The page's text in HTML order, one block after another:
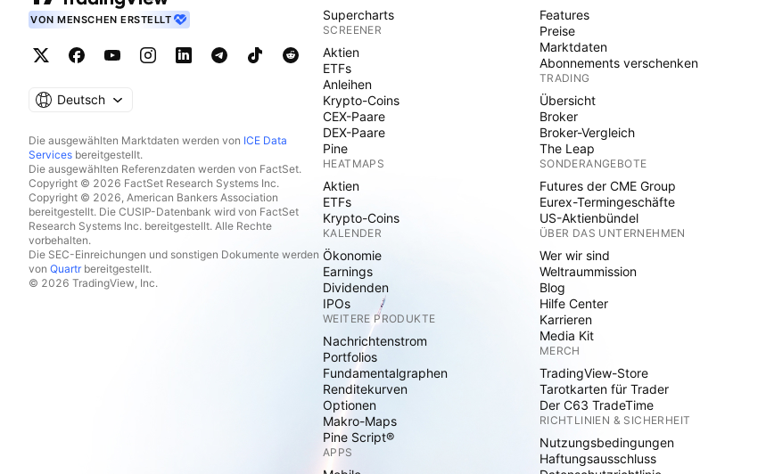
VON MENSCHEN ERSTELLT
Deutsch
Die ausgewählten Marktdaten werden von ICE Data
Services bereitgestellt.
Die ausgewählten Referenzdaten werden von FactSet.
Copyright © 2026 FactSet Research Systems Inc.
Copyright © 2026, American Bankers Association
bereitgestellt. Die CUSIP-Datenbank wird von FactSet
Research Systems Inc. bereitgestellt. Alle Rechte
vorbehalten.
Die SEC-Einreichungen und sonstigen Dokumente werden
von Quartrbereitgestellt.
© 2026 TradingView, Inc.
Supercharts
SCREENER
Aktien
ETFs
Anleihen
Krypto-Coins
CEX-Paare
DEX-Paare
Pine
HEATMAPS
Aktien
ETFs
Krypto-Coins
KALENDER
Ökonomie
Earnings
Dividenden
IPOs
WEITERE PRODUKTE
Nachrichtenstrom
Portfolios
Fundamentalgraphen
Renditekurven
Optionen
Makro-Maps
Pine Script®
APPS
Features
Preise
Marktdaten
Abonnements verschenken
TRADING
Übersicht
Broker
Broker-Vergleich
The Leap
SONDERANGEBOTE
Futures der CME Group
Eurex-Termingeschäfte
US-Aktienbündel
ÜBER DAS UNTERNEHMEN
Wer wir sind
Weltraummission
Blog
Hilfe Center
Karrieren
Media Kit
MERCH
TradingView-Store
Tarotkarten für Trader
Der C63 TradeTime
RICHTLINIEN & SICHERHEIT
Nutzungsbedingungen
Haftungsausschluss